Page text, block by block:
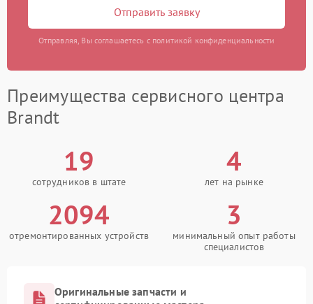
Отправить заявку
Отправляя, Вы соглашаетесь с политикой конфиденциальности
Преимущества сервисного центра
Brandt
19
сотрудников в штате
4
лет на рынке
2094
отремонтированных устройств
3
минимальный опыт работы
специалистов
Оригинальные запчасти и